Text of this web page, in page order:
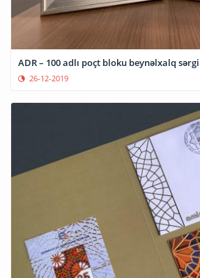
ADR – 100 adlı poçt bloku beynəlxalq
26-12-2019